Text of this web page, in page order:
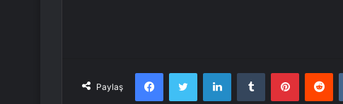
Paylaş
FacebookTwitter LinkedInTumblr Pinterest